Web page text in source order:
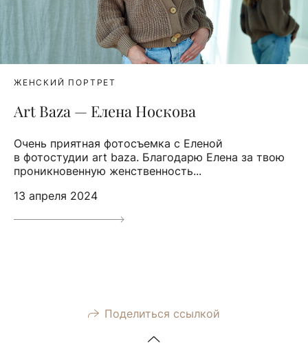
ЖЕНСКИЙ ПОРТРЕТ
Art Baza — Елена Носкова
Очень приятная фотосъемка с Еленой
в фотостудии art baza. Благодарю Елена за твою
проникновенную женственность...
13 апреля 2024
Поделиться ссылкой